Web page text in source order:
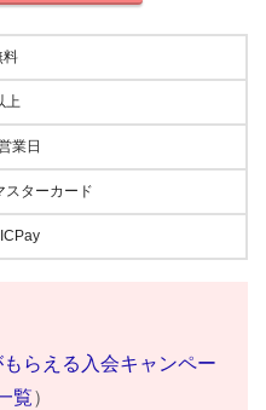
料
上
業日
スターカード
らえる入会キャンペー
覧）